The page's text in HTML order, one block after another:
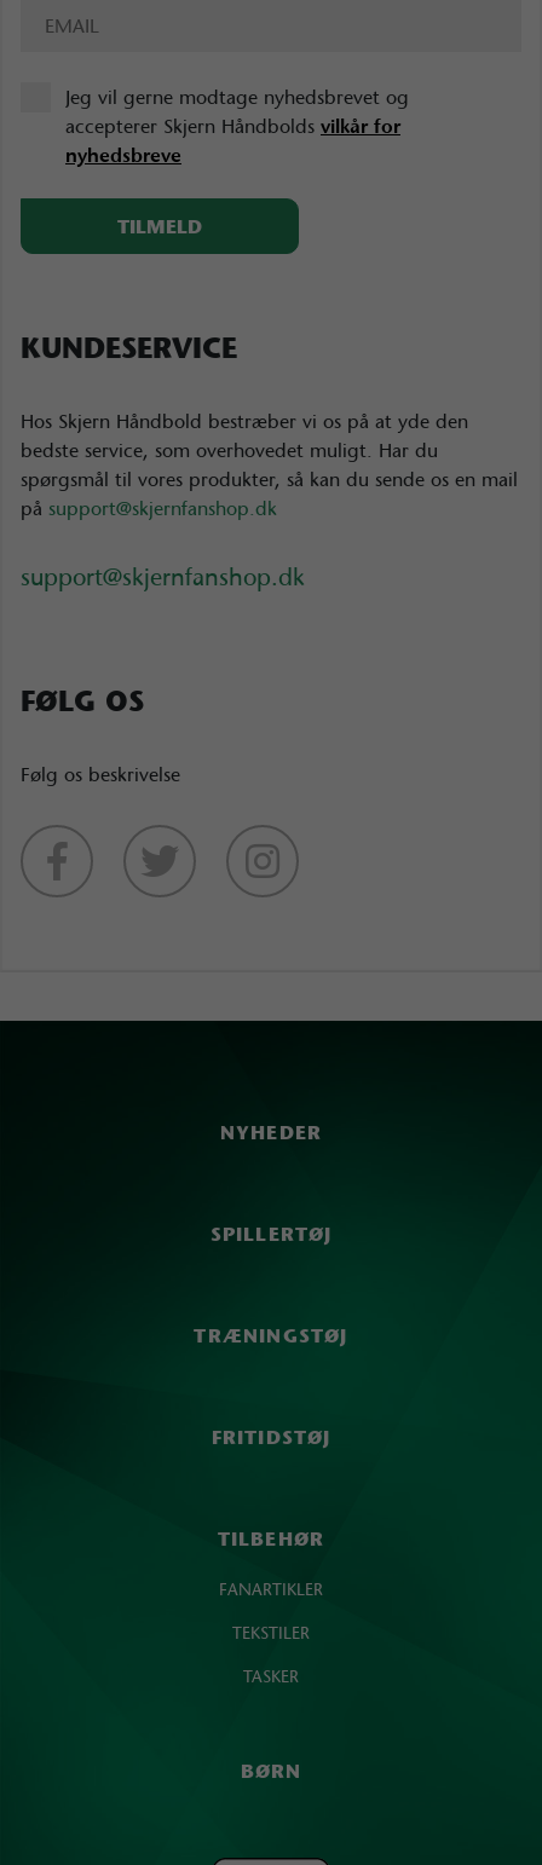
Jeg vil gerne modtage nyhedsbrevet og
accepterer Skjern Håndbolds vilkår for
nyhedsbreve
KUNDESERVICE
Hos Skjern Håndbold bestræber vi os på at yde den
bedste service, som overhovedet muligt. Har du
spørgsmål til vores produkter, så kan du sende os en mail
på support@skjernfanshop.dk
support@skjernfanshop.dk
FØLG OS
Følg os beskrivelse
NYHEDER
SPILLERTØJ
TRÆNINGSTØJ
FRITIDSTØJ
TILBEHØR
FANARTIKLER
TEKSTILER
TASKER
BØRN